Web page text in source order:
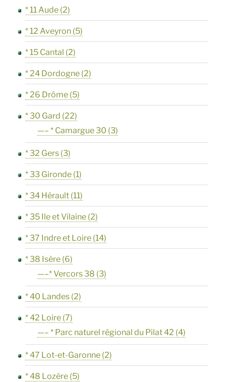
* 11 Aude (2)
* 12 Aveyron (5)
* 15 Cantal (2)
* 24 Dordogne (2)
* 26 Drôme (5)
* 30 Gard (22)
—– * Camargue 30 (3)
* 32 Gers (3)
* 33 Gironde (1)
* 34 Hérault (11)
* 35 Ile et Vilaine (2)
* 37 Indre et Loire (14)
* 38 Isère (6)
—–* Vercors 38 (3)
* 40 Landes (2)
* 42 Loire (7)
—– * Parc naturel régional du Pilat 42 (4)
* 47 Lot-et-Garonne (2)
* 48 Lozère (5)